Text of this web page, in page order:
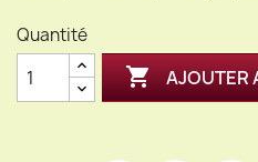
Quantité
 AJOUTER